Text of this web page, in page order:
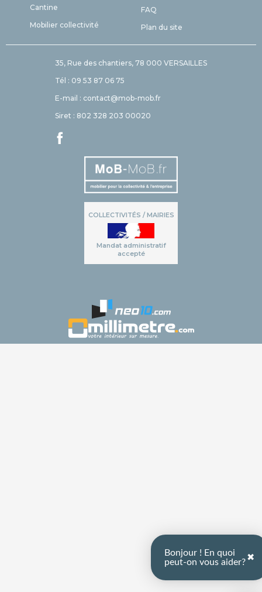
Cantine
Mobilier collectivité
FAQ
Plan du site
35, Rue des chantiers, 78 000 VERSAILLES
Tél : 09 53 87 06 75
E-mail : contact@mob-mob.fr
Siret : 802 328 203 00020
COLLECTIVITÉS / MAIRIES
Mandat administratif
accepté
Bonjour ! En quoi
peut-on vous aider?✖